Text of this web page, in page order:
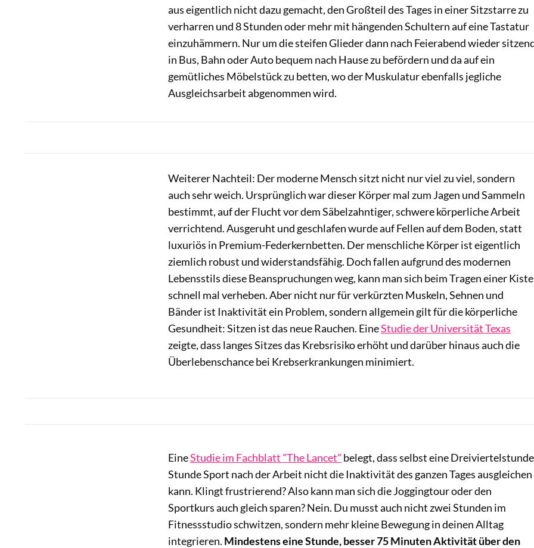
aus eigentlich nicht dazu gemacht, den Großteil des Tages in einer Sitzstarre zu
verharren und 8 Stunden oder mehr mit hängenden Schultern auf eine Tastatur
einzuhämmern. Nur um die steifen Glieder dann nach Feierabend wieder
in Bus, Bahn oder Auto bequem nach Hause zu befördern und da auf ein
gemütliches Möbelstück zu betten, wo der Muskulatur ebenfalls jegliche
Ausgleichsarbeit abgenommen wird.
Weiterer Nachteil: Der moderne Mensch sitzt nicht nur viel zu viel, sondern
auch sehr weich. Ursprünglich war dieser Körper mal zum Jagen und Sammeln
bestimmt, auf der Flucht vor dem Säbelzahntiger, schwere körperliche Arbeit
verrichtend. Ausgeruht und geschlafen wurde auf Fellen auf dem Boden, statt
luxuriös in Premium-Federkernbetten. Der menschliche Körper ist eigentlich
ziemlich robust und widerstandsfähig. Doch fallen aufgrund des modernen
Lebensstils diese Beanspruchungen weg, kann man sich beim Tragen einer Kiste
schnell mal verheben. Aber nicht nur für verkürzten Muskeln, Sehnen und
Bänder ist Inaktivität ein Problem, sondern allgemein gilt für die körperliche
Gesundheit: Sitzen ist das neue Rauchen. EineStudie der Universität Texas
zeigte, dass langes Sitzes das Krebsrisiko erhöht und darüber hinaus auch die
Überlebenschance bei Krebserkrankungen minimiert.
EineStudie im Fachblatt "The Lancet" belegt, dass selbst eine Dreiviertelstunde
Stunde Sport nach der Arbeit nicht die Inaktivität des ganzen Tages ausgleichen
kann. Klingt frustrierend? Also kann man sich die Joggingtour oder den
Sportkurs auch gleich sparen? Nein. Du musst auch nicht zwei Stunden im
Fitnessstudio schwitzen, sondern mehr kleine Bewegung in deinen Alltag
integrieren. Mindestens eine Stunde, besser 75 Minuten Aktivität über den